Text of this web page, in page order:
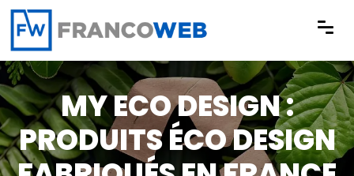
Panneau de gestion des cookies
MY ECO DESIGN :
PRODUITS ÉCO DESIGN